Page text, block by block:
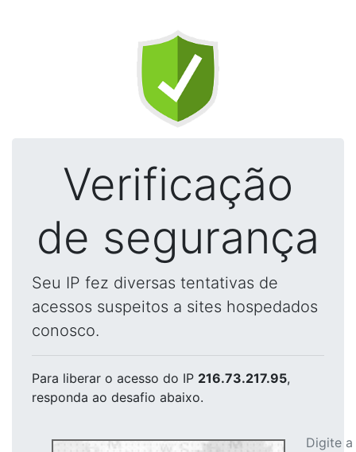
Verificação
de segurança
Seu IP fez diversas tentativas de
acessos suspeitos a sites hospedados
conosco.
Para liberar o acesso do IP 216.73.217.95,
responda ao desafio abaixo.
Digite